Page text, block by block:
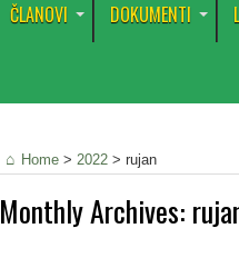
ČLANOVI DOKUMENTI
Home > 2022 > rujan
Monthly Archives: